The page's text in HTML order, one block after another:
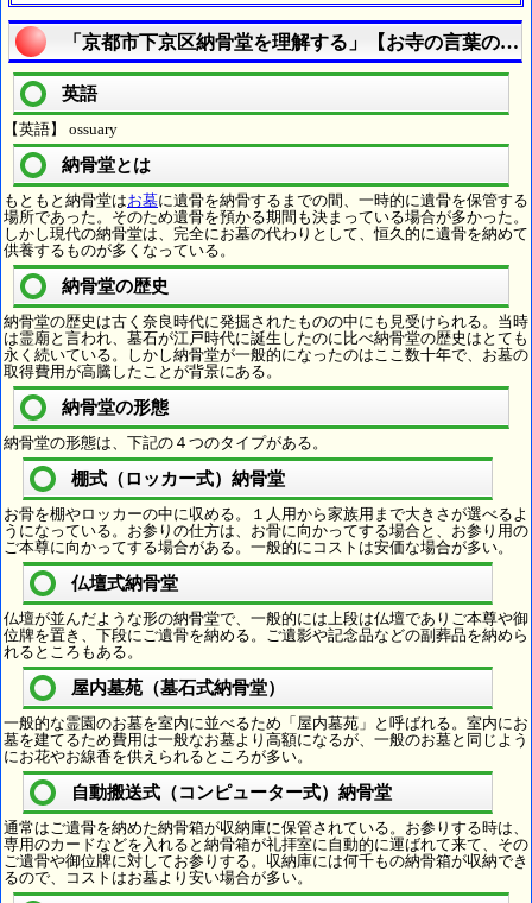
「京都市下京区納骨堂を理解する」【お寺の言葉の疑
英語
【英語】 ossuary
納骨堂とは
もともと納骨堂はお墓に遺骨を納骨するまでの間、一時的に遺骨を保管する
場所であった。そのため遺骨を預かる期間も決まっている場合が多かった。
しかし現代の納骨堂は、完全にお墓の代わりとして、恒久的に遺骨を納めて
供養するものが多くなっている。
納骨堂の歴史
納骨堂の歴史は古く奈良時代に発掘されたものの中にも見受けられる。当時
は霊廟と言われ、墓石が江戸時代に誕生したのに比べ納骨堂の歴史はとても
永く続いている。しかし納骨堂が一般的になったのはここ数十年で、お墓の
取得費用が高騰したことが背景にある。
納骨堂の形態
納骨堂の形態は、下記の４つのタイプがある。
棚式（ロッカー式）納骨堂
お骨を棚やロッカーの中に収める。１人用から家族用まで大きさが選べるよ
うになっている。お参りの仕方は、お骨に向かってする場合と、お参り用の
ご本尊に向かってする場合がある。一般的にコストは安価な場合が多い。
仏壇式納骨堂
仏壇が並んだような形の納骨堂で、一般的には上段は仏壇でありご本尊や御
位牌を置き、下段にご遺骨を納める。ご遺影や記念品などの副葬品を納めら
れるところもある。
屋内墓苑（墓石式納骨堂）
一般的な霊園のお墓を室内に並べるため「屋内墓苑」と呼ばれる。室内にお
墓を建てるため費用は一般なお墓より高額になるが、一般のお墓と同じよう
にお花やお線香を供えられるところが多い。
自動搬送式（コンピューター式）納骨堂
通常はご遺骨を納めた納骨箱が収納庫に保管されている。お参りする時は、
専用のカードなどを入れると納骨箱が礼拝室に自動的に運ばれて来て、その
ご遺骨や御位牌に対してお参りする。収納庫には何千もの納骨箱が収納でき
るので、コストはお墓より安い場合が多い。